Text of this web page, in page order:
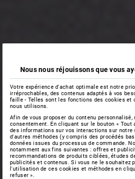
Nous nous réjouissons que vous
Votre expérience d'achat optimale est notre
irréprochables, des contenus adaptés à vos
faille - Telles sont les fonctions des cookies et
nous utilisons.
Afin de vous proposer du contenu personnalisé,
consentement. En cliquant sur le bouton « Tout
des informations sur vos interactions sur notre
d'autres méthodes (y compris des procédés
données issues du processus de commande.
notamment aux fins suivantes : offres et
recommandations de produits ciblées, études
publicités et contenus. Si vous ne le souhaitez
l'utilisation de ces cookies et méthodes en
refuser ».